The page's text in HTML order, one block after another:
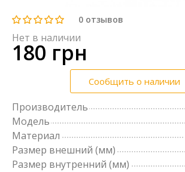
0 отзывов
Нет в наличии
180 грн
Сообщить о наличии
Производитель
Модель
Материал
Размер внешний (мм)
Размер внутренний (мм)